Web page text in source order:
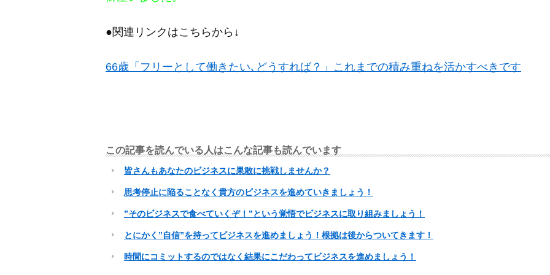
●関連リンクはこちらから↓
66歳「フリーとして働きたい､どうすれば？」これまでの積み重ねを活かすべきです
この記事を読んでいる人はこんな記事も読んでいます
皆さんもあなたのビジネスに果敢に挑戦しませんか？
思考停止に陥ることなく貴方のビジネスを進めていきましょう！
”そのビジネスで食べていくぞ！”という覚悟でビジネスに取り組みましょう！
とにかく”自信”を持ってビジネスを進めましょう！根拠は後からついてきます！
時間にコミットするのではなく結果にこだわってビジネスを進めましょう！